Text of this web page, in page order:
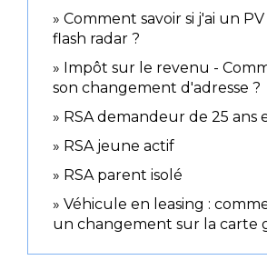
Comment savoir si j'ai un
flash radar ?
Impôt sur le revenu -
son changement d'adresse ?
RSA demandeur de 25 ans
RSA jeune actif
RSA parent isolé
Véhicule en leasing :
un changement sur la carte